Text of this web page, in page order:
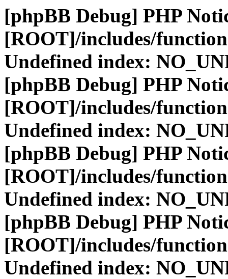
[phpBB Debug] PHP
[ROOT]/includes/
Undefined index:
[phpBB Debug] PHP
[ROOT]/includes/
Undefined index:
[phpBB Debug] PHP
[ROOT]/includes/
Undefined index:
[phpBB Debug] PHP
[ROOT]/includes/
Undefined index: